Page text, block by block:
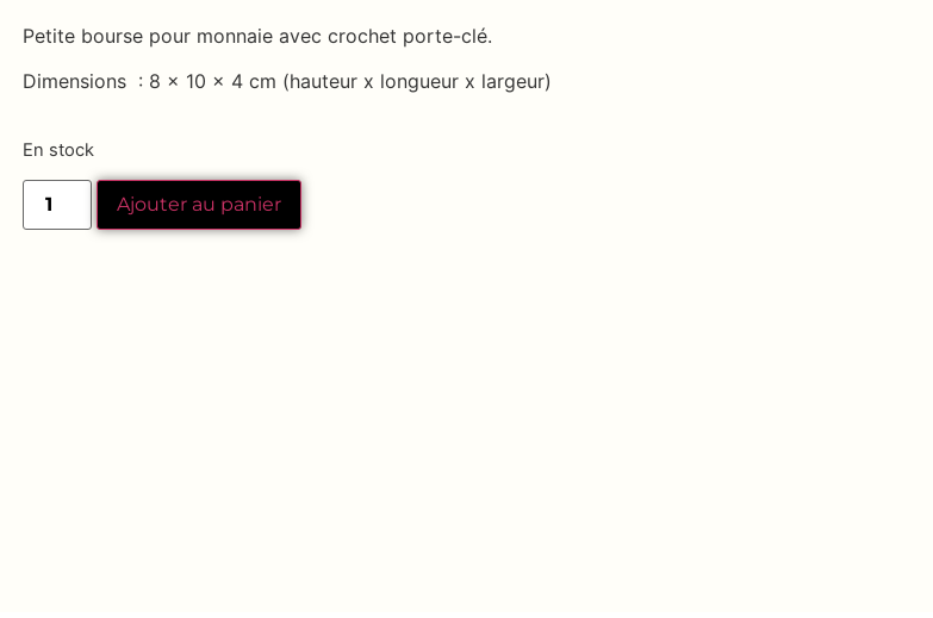
Petite bourse pour monnaie avec crochet porte-clé.
Dimensions : 8 x 10 x 4 cm (hauteur x longueur x largeur)
En stock
Ajouter au panier